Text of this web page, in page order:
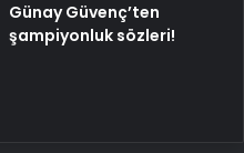
Günay Güvenç’ten
şampiyonluk sözleri!